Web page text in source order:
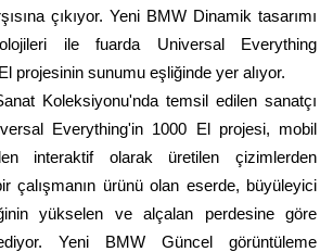
çıkıyor. Yeni BMW Dinamik tasarımı
ile fuarda Universal Everything
projesinin sunumu eşliğinde yer alıyor.
Koleksiyonu'nda temsil edilen sanatçı
Everything'in 1000 El projesi, mobil
interaktif olarak üretilen çizimlerden
çalışmanın ürünü olan eserde, büyüleyici
yükselen ve alçalan perdesine göre
Yeni BMW
Güncel görüntüleme